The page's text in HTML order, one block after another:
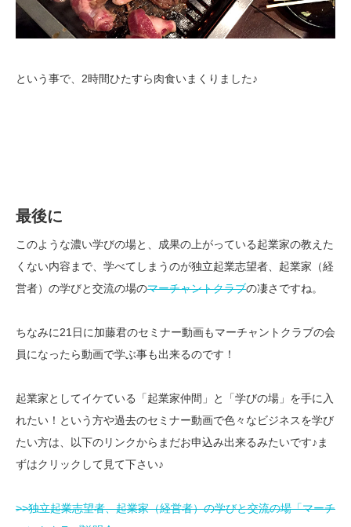
という事で、2時間ひたすら肉食いまくりました♪
最後に
このような濃い学びの場と、成果の上がっている起業家の教えた
くない内容まで、学べてしまうのが独立起業志望者、起業家（経
営者）の学びと交流の場のマーチャントクラブの凄さですね。
ちなみに21日に加藤君のセミナー動画もマーチャントクラブの会
員になったら動画で学ぶ事も出来るのです！
起業家としてイケている「起業家仲間」と「学びの場」を手に入
れたい！という方や過去のセミナー動画で色々なビジネスを学び
たい方は、以下のリンクからまだお申込み出来るみたいです♪ま
ずはクリックして見て下さい♪
>>独立起業志望者、起業家（経営者）の学びと交流の場「マーチ